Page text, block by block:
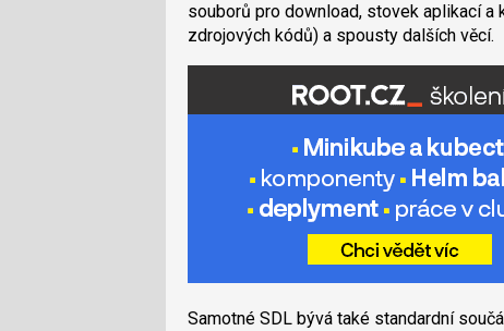
souborů pro download, stovek aplikací a
zdrojových kódů) a spousty dalších věcí.
Samotné SDL bývá také standardní